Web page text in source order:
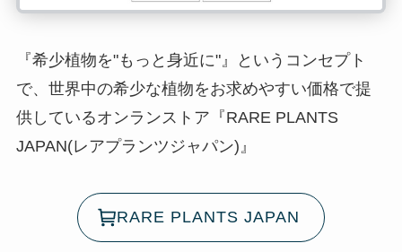
『希少植物を"もっと身近に"』というコンセプト
で、世界中の希少な植物をお求めやすい価格で提
供しているオンランストア『RARE PLANTS
JAPAN(レアプランツジャパン)』
RARE PLANTS JAPAN